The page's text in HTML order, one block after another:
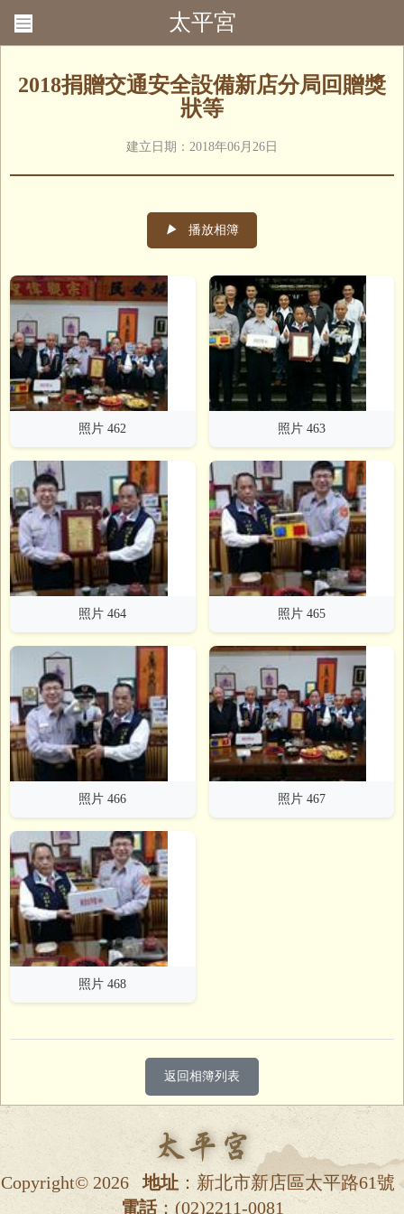
太平宮
2018捐贈交通安全設備新店分局回贈獎
狀等
建立日期：2018年06月26日
▶ 播放相簿
照片 462 照片 463
照片 464 照片 465
照片 466 照片 467
照片 468
返回相簿列表
Copyright© 2026地址：新北市新店區太平路61號
電話：(02)2211-0081